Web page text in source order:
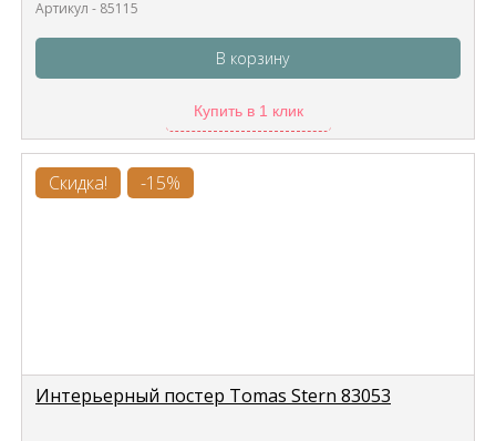
Артикул - 85115
В корзину
Купить в 1 клик
Скидка! -15%
Интерьерный постер Tomas Stern 83053